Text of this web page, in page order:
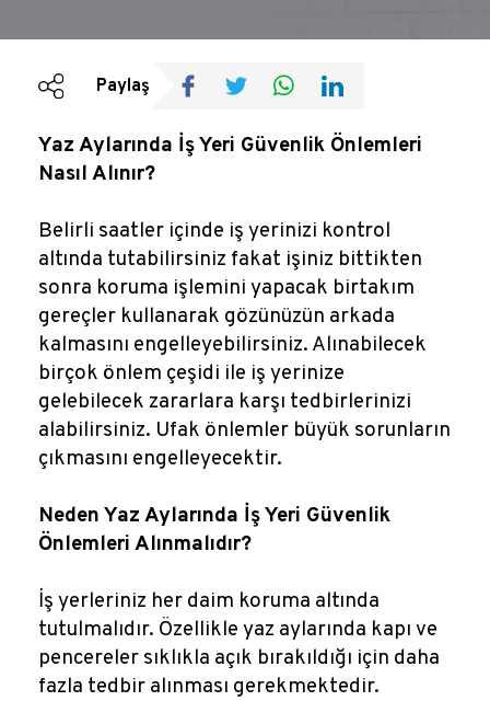
Bültenler
Reklamlar
Blog
Paylaş
Yaz Aylarında İş Yeri Güvenlik Önlemleri
Nasıl Alınır?
Belirli saatler içinde iş yerinizi kontrol
altında tutabilirsiniz fakat işiniz bittikten
sonra koruma işlemini yapacak birtakım
gereçler kullanarak gözünüzün arkada
kalmasını engelleyebilirsiniz. Alınabilecek
birçok önlem çeşidi ile iş yerinize
gelebilecek zararlara karşı tedbirlerinizi
alabilirsiniz. Ufak önlemler büyük sorunların
çıkmasını engelleyecektir.
Neden Yaz Aylarında İş Yeri Güvenlik
Önlemleri Alınmalıdır?
İş yerleriniz her daim koruma altında
tutulmalıdır. Özellikle yaz aylarında kapı ve
pencereler sıklıkla açık bırakıldığı için daha
fazla tedbir alınması gerekmektedir.